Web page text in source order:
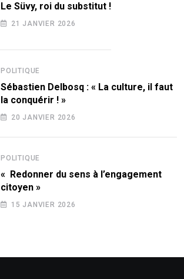
Le Süvy, roi du substitut !
21 JANVIER 2026
POLITIQUE
Sébastien Delbosq : « La culture, il faut
la conquérir ! »
20 JANVIER 2026
POLITIQUE
« Redonner du sens à l’engagement
citoyen »
15 JANVIER 2026